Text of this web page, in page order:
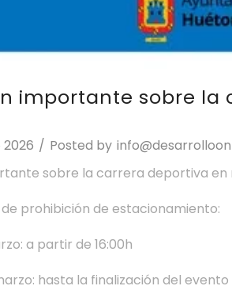
importante sobre la
2026 / Posted by
sobre la carrera deportiva en
prohibición de estacionamiento:
a partir de 16:00h
hasta la finalización del evento